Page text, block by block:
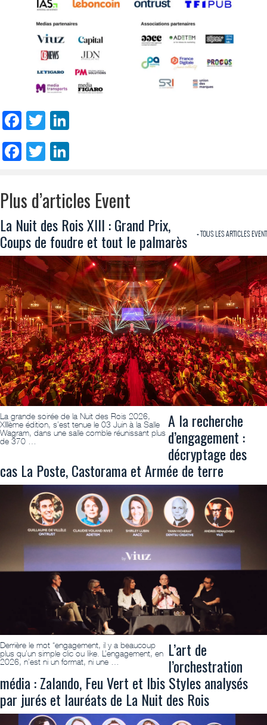
Facebook
Twitter
Facebook
Twitter
Plus d’articles Event
+ TOUS LES ARTICLES EVENT
La Nuit des Rois XIII : Grand Prix,
Coups de foudre et tout le palmarès
La grande soirée de la Nuit des Rois 2026,
XIIIème édition, s’est tenue le 03 Juin à la Salle
Wagram, dans une salle comble réunissant plus
de 370 …
A la recherche
d’engagement :
décryptage des
cas La Poste, Castorama et Armée de terre
Derrière le mot “engagement, il y a beaucoup
plus qu’un simple clic ou like. L’engagement, en
2026, n’est ni un format, ni une …
L’art de
l’orchestration
média : Zalando, Feu Vert et Ibis Styles analysés
par jurés et lauréats de La Nuit des Rois